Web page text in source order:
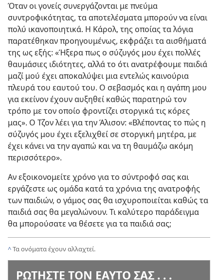
Όταν οι γονείς συνεργάζονται με πνεύμα
συντροφικότητας, τα αποτελέσματα μπορούν να είναι
πολύ ικανοποιητικά. Η Κάρολ, της οποίας τα λόγια
παρατέθηκαν προηγουμένως, εκφράζει τα αισθήματά
της ως εξής: «Ήξερα πως ο σύζυγός μου έχει πολλές
θαυμάσιες ιδιότητες, αλλά το ότι ανατρέφουμε παιδιά
μαζί μού έχει αποκαλύψει μια εντελώς καινούρια
πλευρά του εαυτού του. Ο σεβασμός και η αγάπη μου
για εκείνον έχουν αυξηθεί καθώς παρατηρώ τον
τρόπο με τον οποίο φροντίζει στοργικά τις κόρες
μας». Ο Τζον λέει για την Άλισον: «Βλέποντας το πώς η
σύζυγός μου έχει εξελιχθεί σε στοργική μητέρα, με
έχει κάνει να την αγαπώ και να τη θαυμάζω ακόμη
περισσότερο».
Αν εξοικονομείτε χρόνο για το σύντροφό σας και
εργάζεστε ως ομάδα κατά τα χρόνια της ανατροφής
των παιδιών, ο γάμος σας θα ισχυροποιείται καθώς τα
παιδιά σας θα μεγαλώνουν. Τι καλύτερο παράδειγμα
θα μπορούσατε να θέσετε για τα παιδιά σας;
^Τα ονόματα έχουν αλλαχτεί.
ΡΩΤΗΣΤΕ ΤΟΝ ΕΑΥΤΟ ΣΑΣ . . .